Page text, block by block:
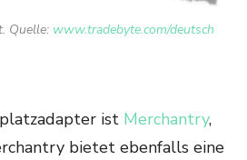
Quelle: www.tradebyte.com/deutsch
ist Merchantry,
bietet ebenfalls eine